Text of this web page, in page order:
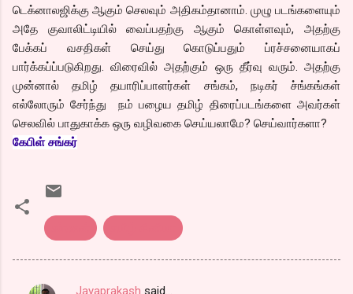
டெக்னாலஜிக்கு ஆகும் செலவும் அதிகம்தானாம். முழு படங்களையும்
அதே குவாலிட்டியில் வைப்பதற்கு ஆகும் கொள்ளவும், அதற்கு
பேக்கப் வசதிகள் செய்து கொடுப்பதும் ப்ரச்சனையாகப்
பார்க்கப்ப்படுகிறது. விரைவில் அதற்கும் ஒரு தீர்வு வரும். அதற்கு
முன்னால் தமிழ் தயாரிப்பாளர்கள் சங்கம், நடிகர் ச்ங்கங்கள்
எல்லோரும் சேர்ந்து நம் பழைய தமிழ் திரைப்படங்களை அவர்கள்
செலவில் பாதுகாக்க ஒரு வழிவகை செய்யலாமே? செய்வார்களா?
கேபிள் சங்கர்
Jayaprakash said…